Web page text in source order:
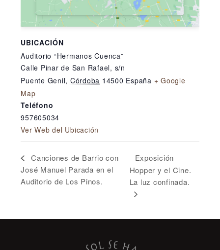
UBICACIÓN
Auditorio “Hermanos Cuenca”
Calle Pinar de San Rafael, s/n
Puente Genil, Córdoba 14500 España + Google
Map
Teléfono
957605034
Ver Web del Ubicación
Canciones de Barrio con
José Manuel Parada en el
Auditorio de Los Pinos.
Exposición
Hopper y el Cine.
La luz confinada.